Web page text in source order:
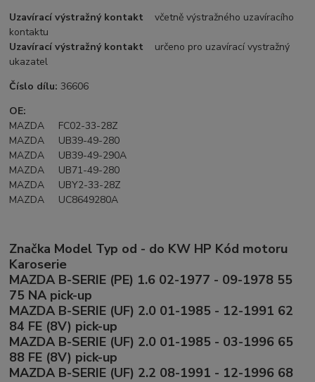
Uzavírací výstražný kontaktvčetně výstražného uzavíracího
kontaktu
Uzavírací výstražný kontakt určeno pro uzavírací vystražný
ukazatel
Číslo dílu: 36606
OE:
MAZDA FC02-33-28Z
MAZDA UB39-49-280
MAZDA UB39-49-290A
MAZDA UB71-49-280
MAZDA UBY2-33-28Z
MAZDA UC8649280A
Značka Model Typ od - do KW HP Kód motoru
Karoserie
MAZDA B-SERIE (PE) 1.6 02-1977 - 09-1978 55
75 NA pick-up
MAZDA B-SERIE (UF) 2.0 01-1985 - 12-1991 62
84 FE (8V) pick-up
MAZDA B-SERIE (UF) 2.0 01-1985 - 03-1996 65
88 FE (8V) pick-up
MAZDA B-SERIE (UF) 2.2 08-1991 - 12-1996 68